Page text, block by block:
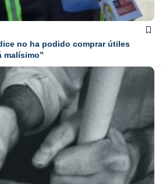
no ha podido comprar útiles
malísimo”